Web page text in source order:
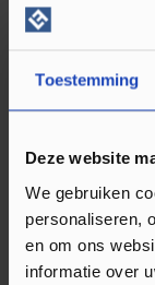
Toestemming
Deze website
We gebruiken
personaliseren,
en om ons
informatie over
Hoogte in mm
Profielen
Soort profiel